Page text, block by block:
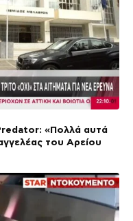
«Πολλά αυτά
του Αρείου